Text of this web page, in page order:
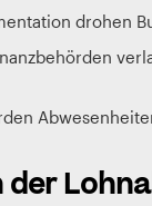
drohen
der